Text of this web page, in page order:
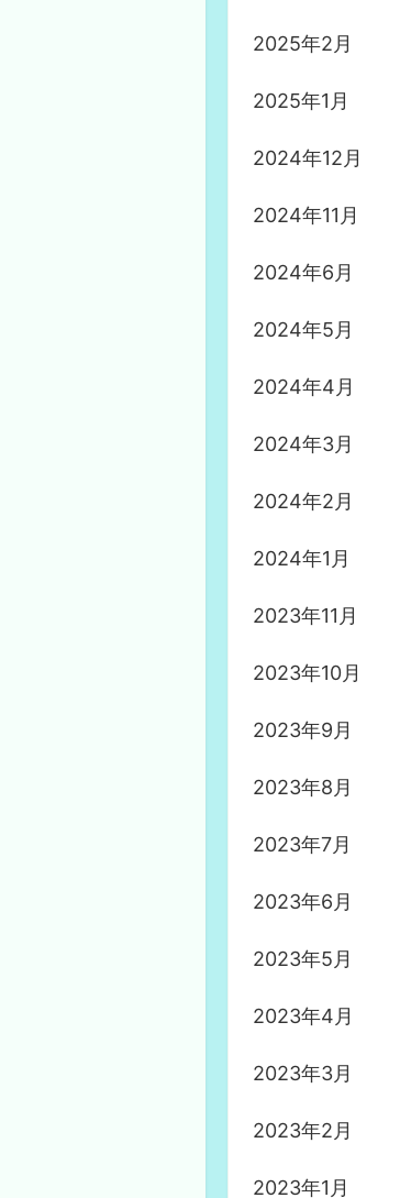
2025年2月
2025年1月
2024年12月
2024年11月
2024年6月
2024年5月
2024年4月
2024年3月
2024年2月
2024年1月
2023年11月
2023年10月
2023年9月
2023年8月
2023年7月
2023年6月
2023年5月
2023年4月
2023年3月
2023年2月
2023年1月